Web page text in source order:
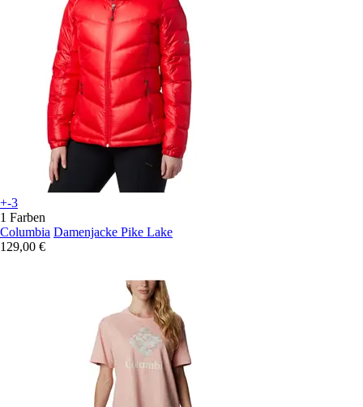
+-3
1 Farben
Columbia Damenjacke Pike Lake
129,00 €